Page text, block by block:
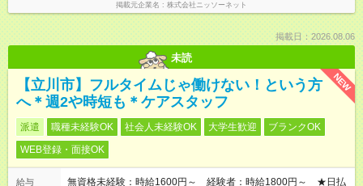
掲載元企業名 株式会社ニッソーネット
掲載日：2026.08.06
未読
NEW
【立川市】フルタイムじゃ働けない！という方
へ＊週2や時短も＊ケアスタッフ
派遣 職種未経験OK 社会人未経験OK 大学生歓迎
ブランクOK
WEB登録・面接OK
給与
無資格未経験：時給1600円～ 経験者：時給1800円～ ★日払